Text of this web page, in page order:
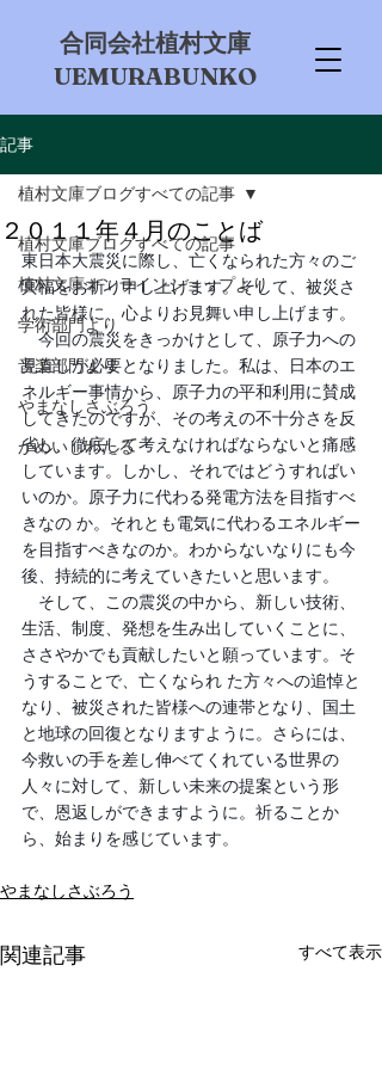
​合同会社植村文庫
UEMURABUNKO
記事
植村文庫ブログすべての記事
植村文庫オンラインショップより
学術部門より
音楽部門より
やまなしさぶろう
かめいしわたる
植村文庫ブログすべての記事
２０１１年４月のことば
東日本大震災に際し、亡くなられた方々のご
冥福をお祈り申し上げます。そして、被災さ
れた皆様に、心よりお見舞い申し上げます。
今回の震災をきっかけとして、原子力への
見直しが必要となりました。私は、日本のエ
ネルギー事情から、原子力の平和利用に賛成
してきたのですが、その考えの不十分さを反
省し、徹底して考えなければならないと痛感
しています。しかし、それではどうすればい
いのか。原子力に代わる発電方法を目指すべ
きなの か。それとも電気に代わるエネルギー
を目指すべきなのか。わからないなりにも今
後、持続的に考えていきたいと思います。
そして、この震災の中から、新しい技術、
生活、制度、発想を生み出していくことに、
ささやかでも貢献したいと願っています。そ
うすることで、亡くなられ た方々への追悼と
なり、被災された皆様への連帯となり、国土
と地球の回復となりますように。さらには、
今救いの手を差し伸べてくれている世界の
人々に対して、新しい未来の提案という形
で、恩返しができますように。祈ることか
ら、始まりを感じています。
やまなしさぶろう
関連記事 すべて表示